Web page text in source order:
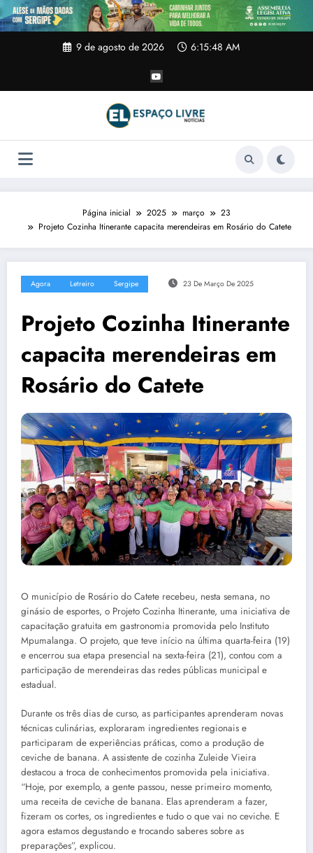
Pular
para
o
9 de agosto de 2026 6:15:49 AM
Página inicial 2025 março
23
Projeto Cozinha Itinerante capacita merendeiras em Rosário do Catete
Agora Letreiro Sergipe 23 De Março De 2025
Projeto Cozinha Itinerante
capacita merendeiras em
Rosário do Catete
O município de Rosário do Catete recebeu, nesta semana, no
ginásio de esportes, o Projeto Cozinha Itinerante, uma iniciativa de
capacitação gratuita em gastronomia promovida pelo Instituto
Mpumalanga. O projeto, que teve início na última quarta-feira (19)
e encerrou sua etapa presencial na sexta-feira (21), contou com a
participação de merendeiras das redes públicas municipal e
estadual.
Durante os três dias de curso, as participantes aprenderam novas
técnicas culinárias, exploraram ingredientes regionais e
participaram de experiências práticas, como a produção de
ceviche de banana. A assistente de cozinha Zuleide Vieira
destacou a troca de conhecimentos promovida pela iniciativa.
“Hoje, por exemplo, a gente passou, nesse primeiro momento,
uma receita de ceviche de banana. Elas aprenderam a fazer,
fizeram os cortes, os ingredientes e tudo o que vai no ceviche. E
agora estamos degustando e trocando saberes sobre as
preparações”, explicou.